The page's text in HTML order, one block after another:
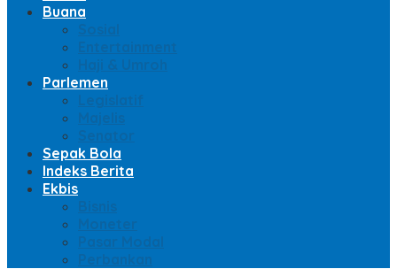
Buana
Sosial
Entertainment
Haji & Umroh
Parlemen
Legislatif
Majelis
Senator
Sepak Bola
Indeks Berita
Ekbis
Bisnis
Moneter
Pasar Modal
Perbankan